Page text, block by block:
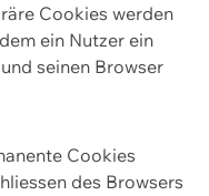
Cookies werden
ein Nutzer ein
seinen Browser
Cookies
des Browsers